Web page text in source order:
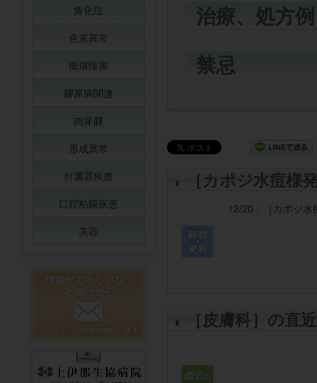
治療、処方例
禁忌
［カポジ水痘様
12/20： ［カポジ
［皮膚科］の直
角化症
色素異常
循環障害
膠原病関連
肉芽腫
形成異常
付属器疾患
口腔粘膜疾患
美容